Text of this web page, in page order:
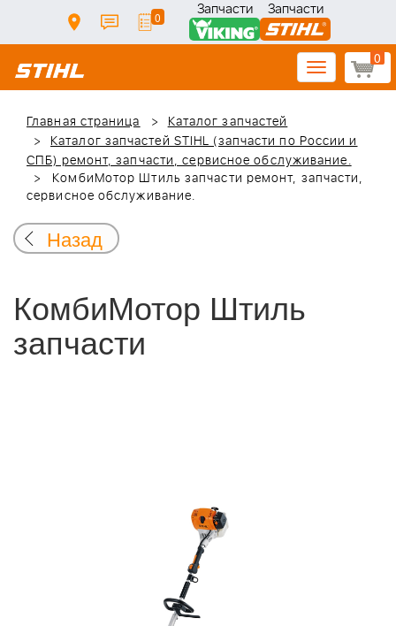
0 Запчасти Запчасти
0
Toggle
navigation
Главная страница
Каталог запчастей
Каталог запчастей STIHL (запчасти по России и
СПБ) ремонт, запчасти, сервисное обслуживание.
КомбиМотор Штиль запчасти ремонт, запчасти,
сервисное обслуживание.
Назад
КомбиМотор Штиль
запчасти